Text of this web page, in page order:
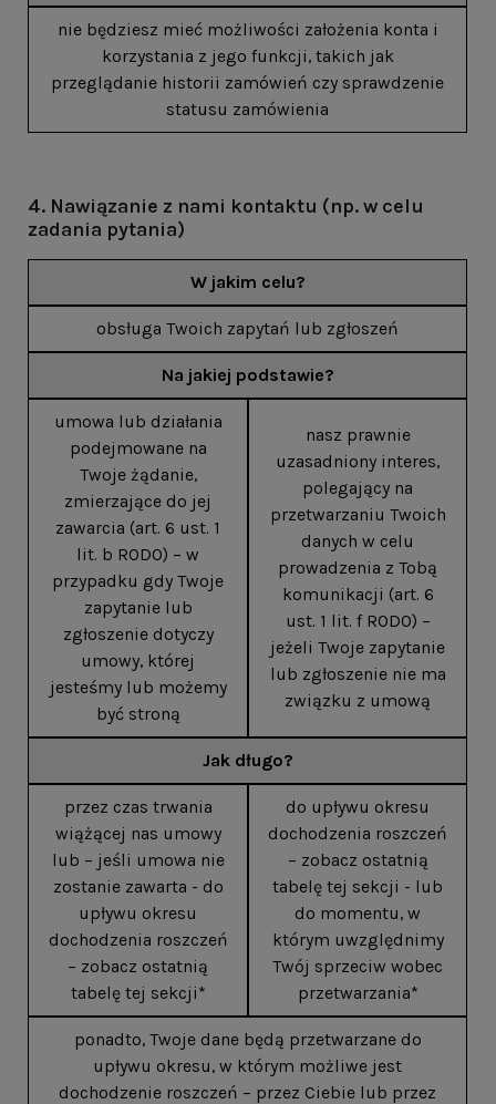
nie będziesz mieć możliwości założenia konta i
korzystania z jego funkcji, takich jak
przeglądanie historii zamówień czy sprawdzenie
statusu zamówienia
4. Nawiązanie z nami kontaktu (np. w celu
zadania pytania)
W jakim celu?
obsługa Twoich zapytań lub zgłoszeń
Na jakiej podstawie?
umowa lub działania
podejmowane na
Twoje żądanie,
zmierzające do jej
zawarcia (art. 6 ust. 1
lit. b RODO) – w
przypadku gdy Twoje
zapytanie lub
zgłoszenie dotyczy
umowy, której
jesteśmy lub możemy
być stroną
nasz prawnie
uzasadniony interes,
polegający na
przetwarzaniu Twoich
danych w celu
prowadzenia z Tobą
komunikacji (art. 6
ust. 1 lit. f RODO) –
jeżeli Twoje zapytanie
lub zgłoszenie nie ma
związku z umową
Jak długo?
przez czas trwania
wiążącej nas umowy
lub – jeśli umowa nie
zostanie zawarta - do
upływu okresu
dochodzenia roszczeń
– zobacz ostatnią
tabelę tej sekcji*
do upływu okresu
dochodzenia roszczeń
– zobacz ostatnią
tabelę tej sekcji - lub
do momentu, w
którym uwzględnimy
Twój sprzeciw wobec
przetwarzania*
ponadto, Twoje dane będą przetwarzane do
upływu okresu, w którym możliwe jest
dochodzenie roszczeń – przez Ciebie lub przez